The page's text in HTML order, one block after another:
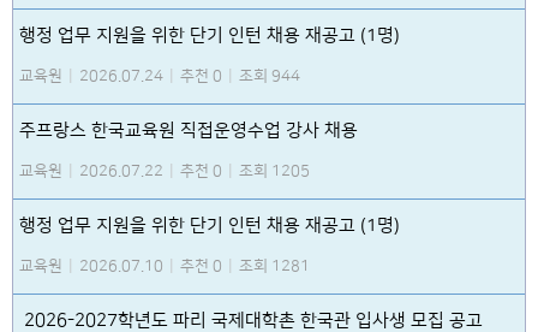
행정 업무 지원을 위한 단기 인턴 채용 재공고 (1명)
교육원 2026.07.24 추천 0 조회 944
주프랑스 한국교육원 직접운영수업 강사 채용
교육원 2026.07.22 추천 0 조회 1205
행정 업무 지원을 위한 단기 인턴 채용 재공고 (1명)
교육원 2026.07.10 추천 0 조회 1281
2026-2027학년도 파리 국제대학촌 한국관 입사생 모집 공고